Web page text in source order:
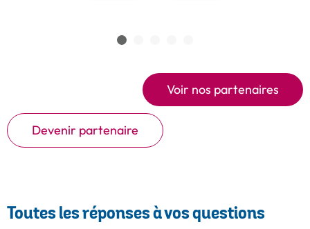
Voir nos partenaires
Devenir partenaire
Toutes les réponses à vos questions